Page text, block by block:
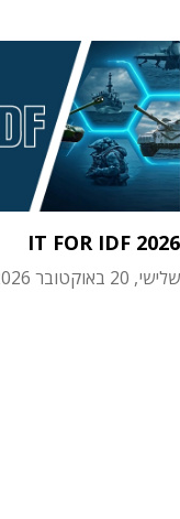
IT FOR IDF 2026
שלישי, 20 באוקטובר 2026